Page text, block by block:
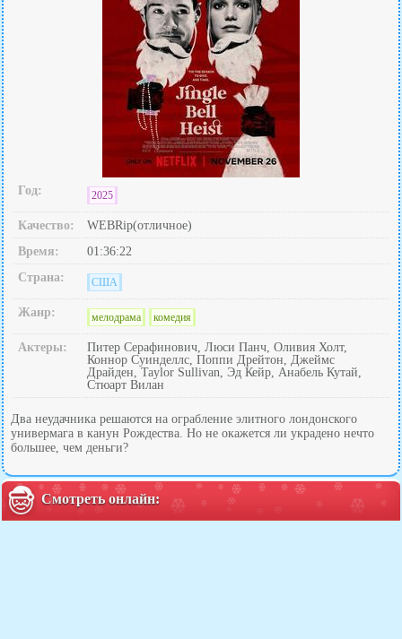
Год: 2025
Качество:
WEBRip(отличное)
Время:
01:36:22
Страна:
США
Жанр: мелодрама комедия
Актеры:
Питер Серафинович, Люси Панч, Оливия Холт,
Коннор Суинделлс, Поппи Дрейтон, Джеймс
Драйден, Taylor Sullivan, Эд Кейр, Анабель Кутай,
Стюарт Вилан
Два неудачника решаются на ограбление элитного лондонского
универмага в канун Рождества. Но не окажется ли украдено нечто
большее, чем деньги?
Смотреть онлайн: